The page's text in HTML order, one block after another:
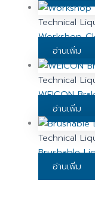
Technical
Workshop
อ่านเพิ่ม
Technical
WEICON
อ่านเพิ่ม
Technical
Brushable
อ่านเพิ่ม